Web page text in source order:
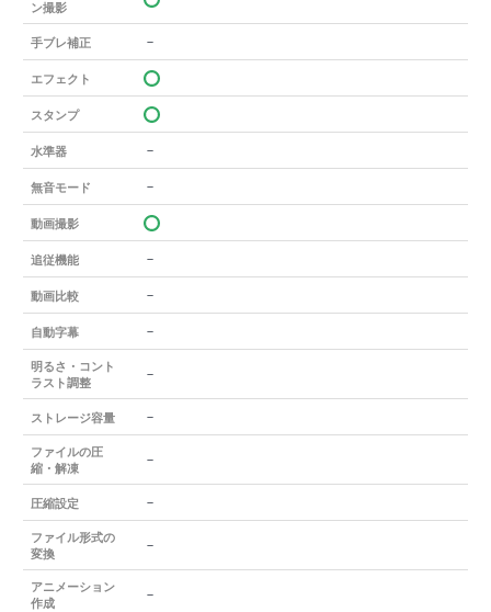
ン撮影
手ブレ補正 －
エフェクト
スタンプ
水準器 －
無音モード －
動画撮影
追従機能 －
動画比較 －
自動字幕 －
明るさ・コント
ラスト調整
－
ストレージ容量 －
ファイルの圧
縮・解凍
－
圧縮設定 －
ファイル形式の
変換
－
アニメーション
作成
－